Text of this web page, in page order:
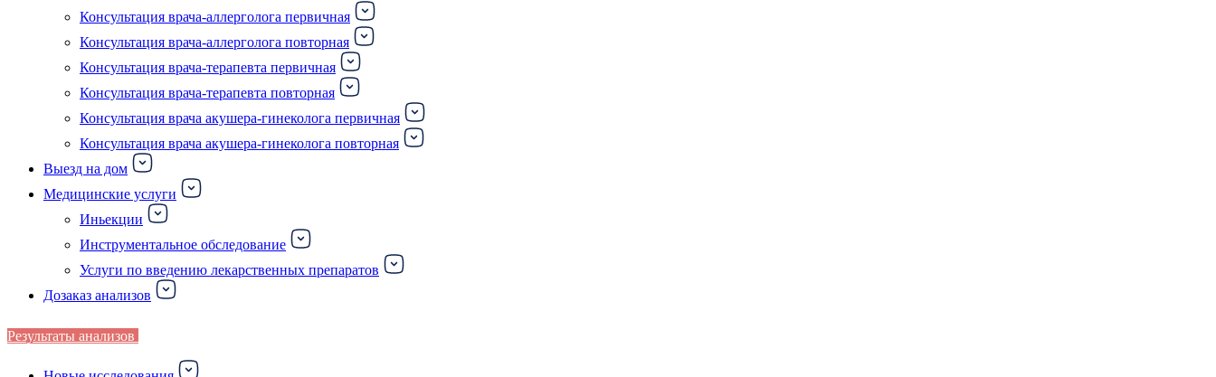
Консультация врача-аллерголога первичная
Консультация врача-аллерголога повторная
Консультация врача-терапевта первичная
Консультация врача-терапевта повторная
Консультация врача акушера-гинеколога первичная
Консультация врача акушера-гинеколога повторная
Выезд на дом
Медицинские услуги
Иньекции
Инструментальное обследование
Услуги по введению лекарственных препаратов
Дозаказ анализов
Результаты анализов